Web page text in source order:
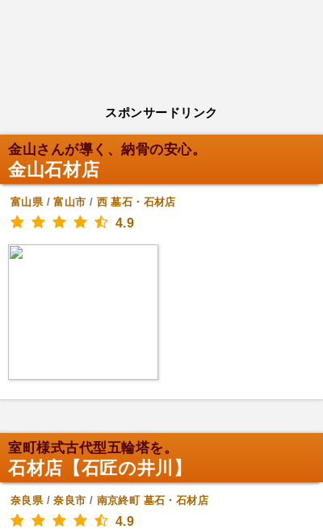
スポンサードリンク
金山さんが導く、納骨の安心。
金山石材店
富山県/富山市 / 西 墓石・石材店
4.9
室町様式古代型五輪塔を。
石材店【石匠の井川】
奈良県/奈良市 / 南京終町 墓石・石材店
4.9